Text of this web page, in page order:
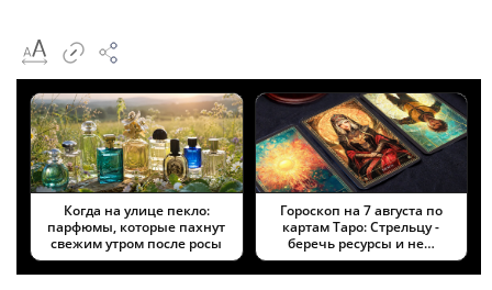
Когда на улице пекло:
парфюмы, которые пахнут
свежим утром после росы
Гороскоп на 7 августа по
картам Таро: Стрельцу -
беречь ресурсы и не…